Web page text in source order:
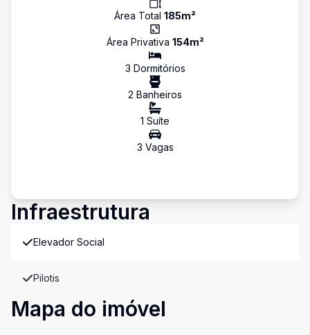
Área Total 185m²
Área Privativa 154m²
3 Dormitórios
2 Banheiros
1 Suíte
3 Vagas
Infraestrutura
Elevador Social
Pilotis
Mapa do imóvel